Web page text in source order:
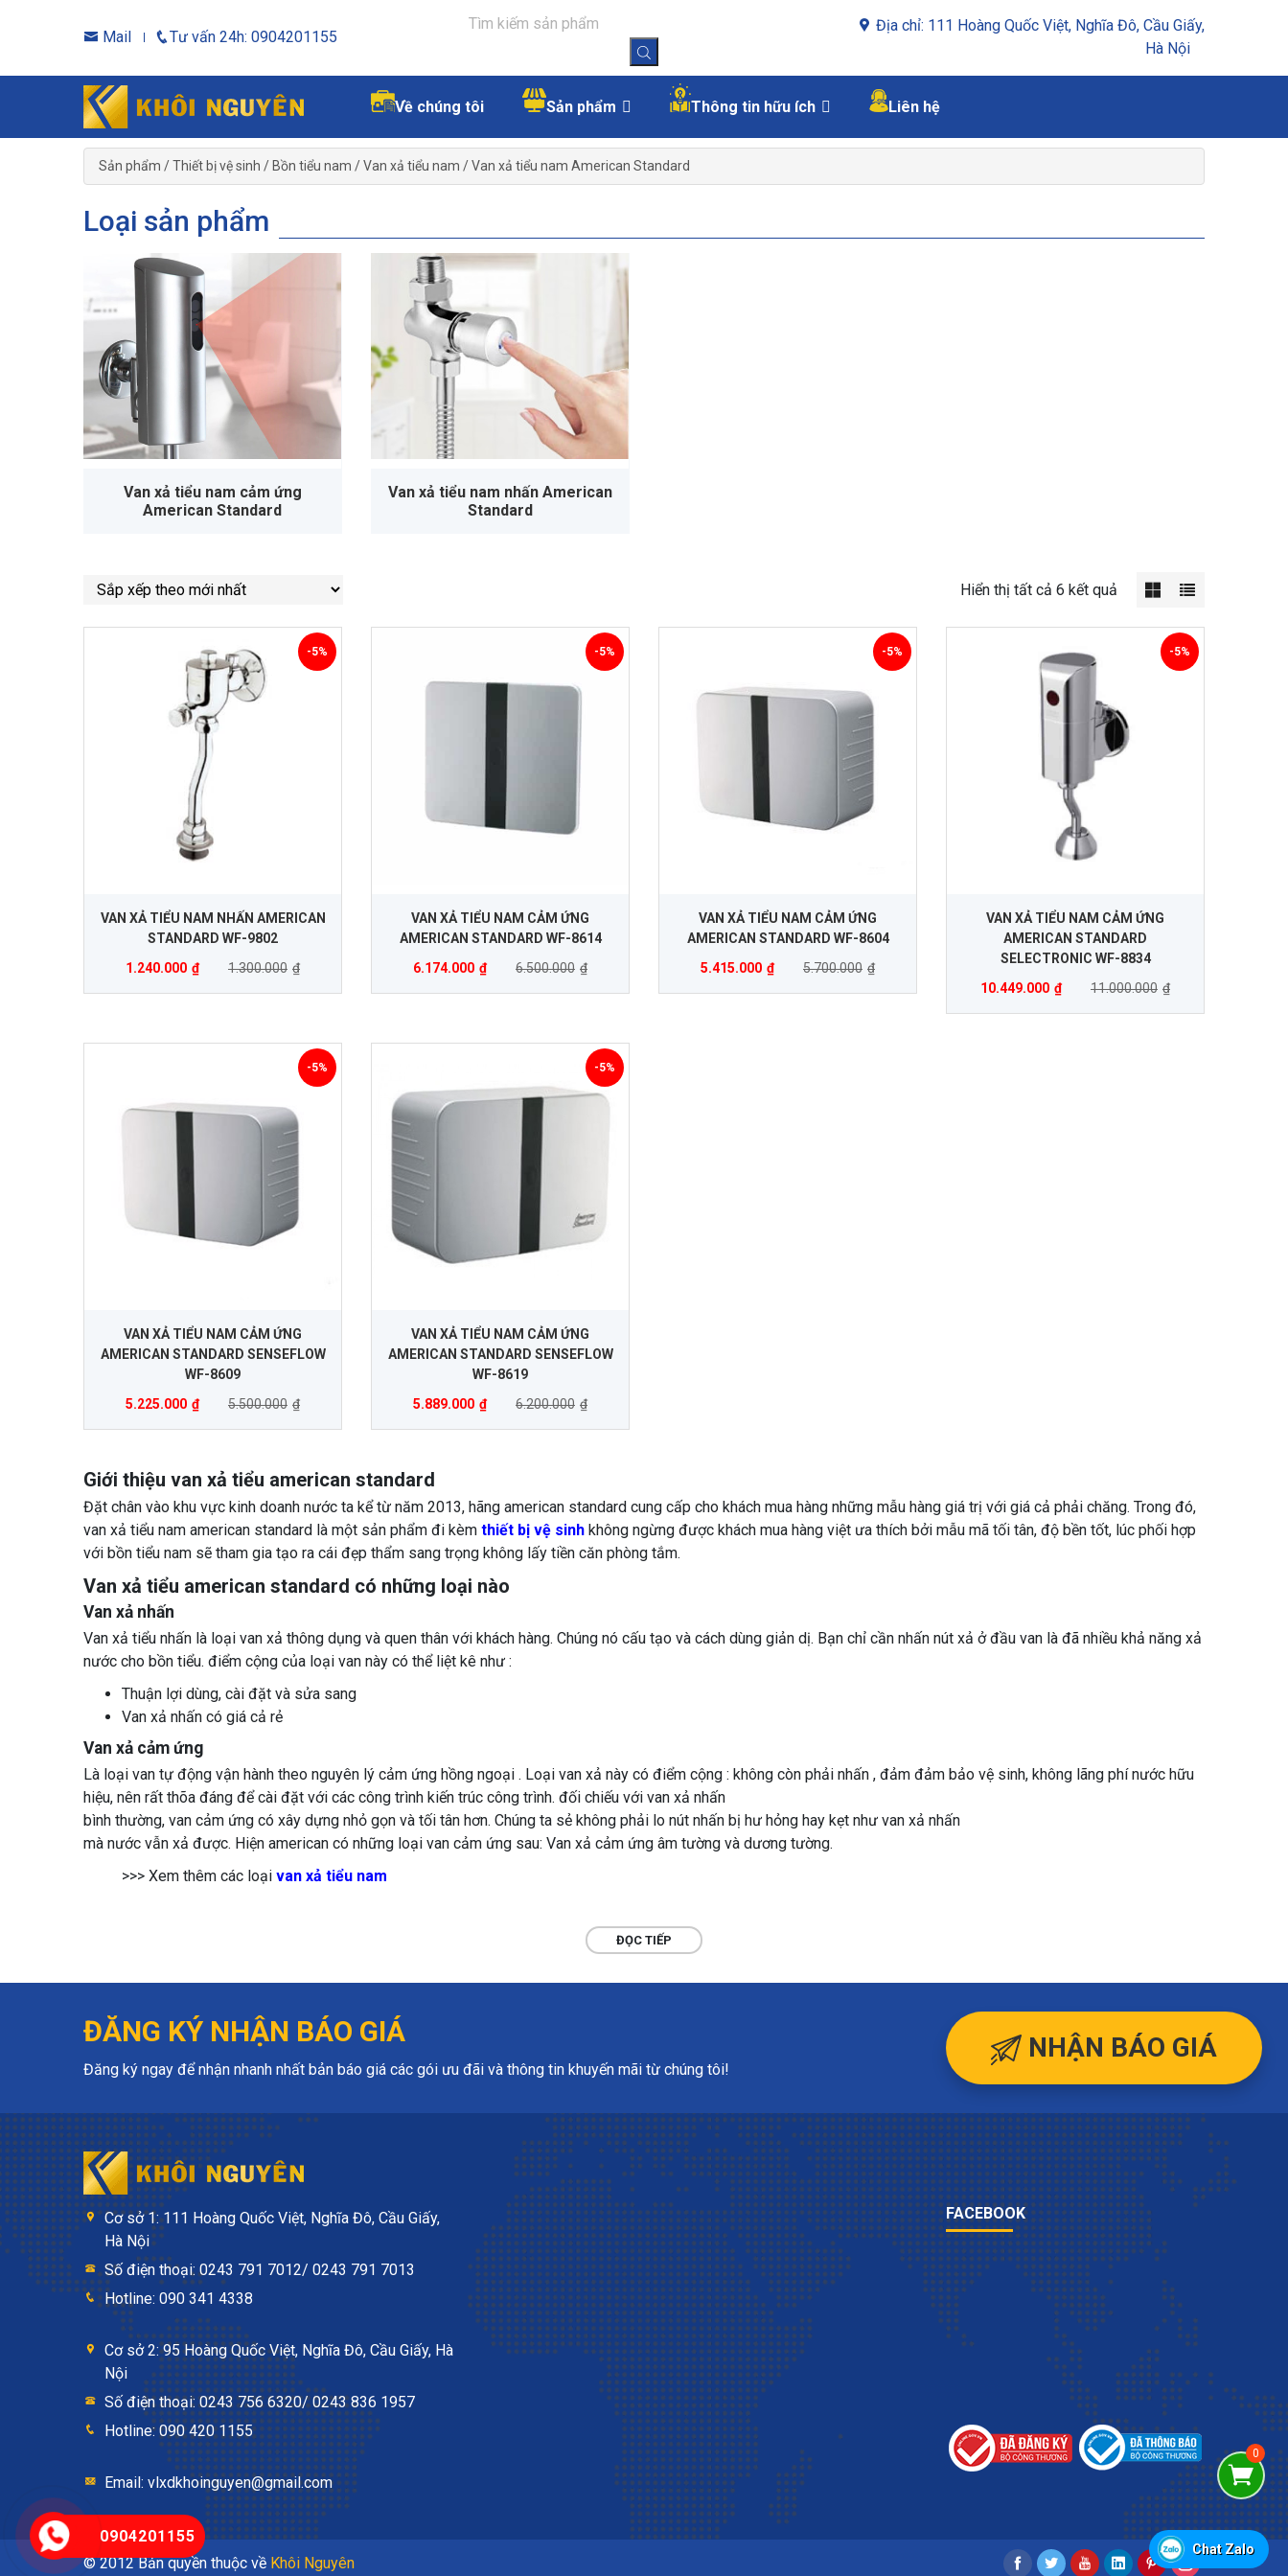
Mail Tư vấn 24h: 0904201155
Địa chỉ: 111 Hoàng Quốc Việt, Nghĩa Đô, Cầu Giấy,
Hà Nội
Về chúng tôi Sản phẩm Thông tin hữu ích Liên hệ
Sản phẩm /Thiết bị vệ sinh / Bồn tiểu nam /Van xả tiểu nam /Van xả tiểu nam American Standard
Loại sản phẩm
Van xả tiểu nam cảm ứng
American Standard
Van xả tiểu nam nhấn American
Standard
Hiển thị tất cả 6 kết quả
VAN XẢ TIỂU NAM NHẤN AMERICAN
STANDARD WF-9802
1.240.000 ₫ 1.300.000 ₫
-5%
VAN XẢ TIỂU NAM CẢM ỨNG
AMERICAN STANDARD WF-8614
6.174.000 ₫ 6.500.000 ₫
-5%
VAN XẢ TIỂU NAM CẢM ỨNG
AMERICAN STANDARD WF-8604
5.415.000 ₫ 5.700.000 ₫
-5%
VAN XẢ TIỂU NAM CẢM ỨNG
AMERICAN STANDARD
SELECTRONIC WF-8834
10.449.000 ₫ 11.000.000 ₫
-5%
VAN XẢ TIỂU NAM CẢM ỨNG
AMERICAN STANDARD SENSEFLOW
WF-8609
5.225.000 ₫ 5.500.000 ₫
-5%
VAN XẢ TIỂU NAM CẢM ỨNG
AMERICAN STANDARD SENSEFLOW
WF-8619
5.889.000 ₫ 6.200.000 ₫
-5%
Giới thiệu van xả tiểu american standard
Đặt chân vào khu vực kinh doanh nước ta kể từ năm 2013, hãng american standard cung cấp cho khách mua hàng những mẫu hàng giá trị với giá cả phải chăng. Trong đó,
van xả tiểu nam american standard là một sản phẩm đi kèm thiết bị vệ sinh không ngừng được khách mua hàng việt ưa thích bởi mẫu mã tối tân, độ bền tốt, lúc phối hợp
với bồn tiểu nam sẽ tham gia tạo ra cái đẹp thẩm sang trọng không lấy tiền căn phòng tắm.
Van xả tiểu american standard có những loại nào
Van xả nhấn
Van xả tiểu nhấn là loại van xả thông dụng và quen thân với khách hàng. Chúng nó cấu tạo và cách dùng giản dị. Bạn chỉ cần nhấn nút xả ở đầu van là đã nhiều khả năng xả
nước cho bồn tiểu. điểm cộng của loại van này có thể liệt kê như :
Thuận lợi dùng, cài đặt và sửa sang
Van xả nhấn có giá cả rẻ
Van xả cảm ứng
Là loại van tự động vận hành theo nguyên lý cảm ứng hồng ngoại . Loại van xả này có điểm cộng : không còn phải nhấn , đảm đảm bảo vệ sinh, không lãng phí nước hữu
hiệu, nên rất thõa đáng để cài đặt với các công trình kiến trúc công trình. đối chiếu với van xả nhấn
bình thường, van cảm ứng có xây dựng nhỏ gọn và tối tân hơn. Chúng ta sẻ không phải lo nút nhấn bị hư hỏng hay kẹt như van xả nhấn
mà nước vẫn xả được. Hiện american có những loại van cảm ứng sau: Van xả cảm ứng âm tường và dương tường.
>>> Xem thêm các loại van xả tiểu nam
ĐỌC TIẾP
ĐĂNG KÝ NHẬN BÁO GIÁ
Đăng ký ngay để nhận nhanh nhất bản báo giá các gói ưu đãi và thông tin khuyến mãi từ chúng tôi!
NHẬN BÁO GIÁ
Cơ sở 1: 111 Hoàng Quốc Việt, Nghĩa Đô, Cầu Giấy,
Hà Nội
Số điện thoại: 0243 791 7012/ 0243 791 7013
Hotline: 090 341 4338
Cơ sở 2: 95 Hoàng Quốc Việt, Nghĩa Đô, Cầu Giấy, Hà
Nội
Số điện thoại: 0243 756 6320/ 0243 836 1957
Hotline: 090 420 1155
Email: vlxdkhoinguyen@gmail.com
FACEBOOK
© 2012 Bản quyền thuộc về Khôi Nguyên
0904201155
Chat Zalo